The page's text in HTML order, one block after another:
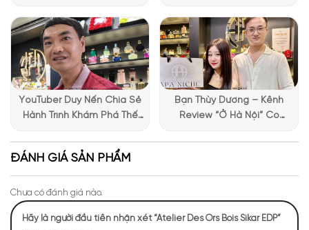
chia sẻ trải nghiệm chọn
nước hoa đầy thú vị
YouTuber Duy Nến Chia Sẻ
Hành Trình Khám Phá Thế
Bạn Thùy Dương – Kênh
Review “Ở Hà Nội” Có
ĐÁNH GIÁ SẢN PHẨM
Chưa có đánh giá nào.
Hãy là người đầu tiên nhận xét “Atelier Des Ors Bois Sikar EDP”